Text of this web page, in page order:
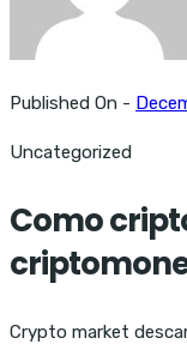
Published On -
Uncategorized
Como
Crypto market